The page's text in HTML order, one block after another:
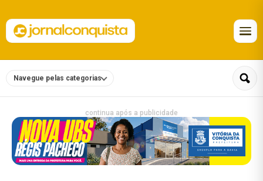
Navegue pelas categorias
continua após a publicidade